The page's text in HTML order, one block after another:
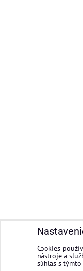
Cookies
nástroje a
súhlas s